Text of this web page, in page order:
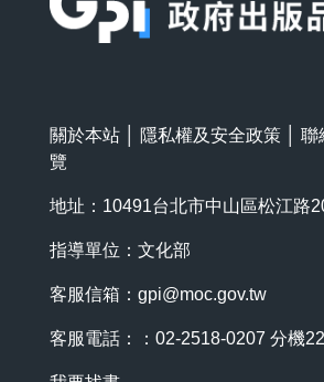
關於本站 隱私權及安全政策 聯
覽
地址：10491台北市中山區松江路
指導單位：文化部
客服信箱： gpi@moc.gov.tw
客服電話：：02-2518-0207 分機22